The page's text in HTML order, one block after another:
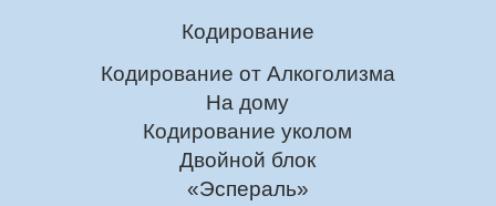
Кодирование
Кодирование от Алкоголизма
На дому
Кодирование уколом
Двойной блок
«Эспераль»